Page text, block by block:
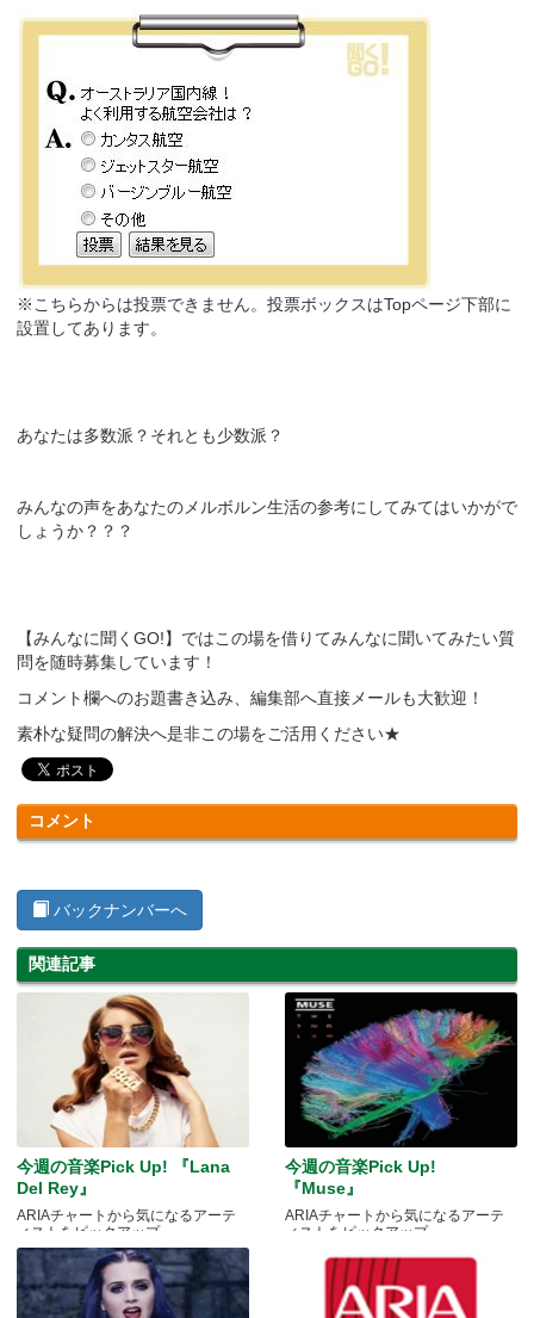
※こちらからは投票できません。投票ボックスはTopページ下部に
設置してあります。
あなたは多数派？それとも少数派？
みんなの声をあなたのメルボルン生活の参考にしてみてはいかがで
しょうか？？？
【みんなに聞くGO!】ではこの場を借りてみんなに聞いてみたい質
問を随時募集しています！
コメント欄へのお題書き込み、編集部へ直接メールも大歓迎！
素朴な疑問の解決へ是非この場をご活用ください★
コメント
バックナンバーへ
関連記事
今週の音楽Pick Up! 『Lana
Del Rey』
ARIAチャートから気になるアーテ
ィストをピックアップ
今週の音楽Pick Up!
『Muse』
ARIAチャートから気になるアーテ
ィストをピックアップ